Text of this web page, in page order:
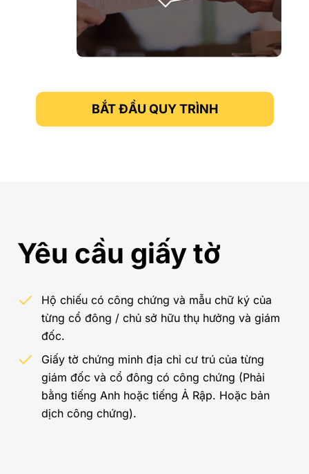
BẮT ĐẦU QUY TRÌNH
Yêu cầu giấy tờ
Hộ chiếu có công chứng và mẫu chữ ký của
từng cổ đông / chủ sở hữu thụ hưởng và giám
đốc.
Giấy tờ chứng minh địa chỉ cư trú của từng
giám đốc và cổ đông có công chứng (Phải
bằng tiếng Anh hoặc tiếng Ả Rập. Hoặc bản
dịch công chứng).